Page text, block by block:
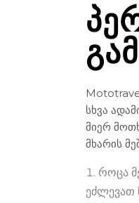
სხვა
მიერ
მხარის
როცა
ეძლევათ